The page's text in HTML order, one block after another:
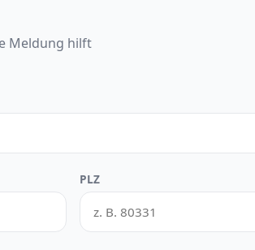
Meldung hilft
PLZ